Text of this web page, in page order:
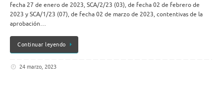
fecha 27 de enero de 2023, SCA/2/23 (03), de fecha 02 de febrero de
2023 y SCA/1/23 (07), de fecha 02 de marzo de 2023, contentivas de la
aprobación…
Continuar leyendo
24 marzo, 2023